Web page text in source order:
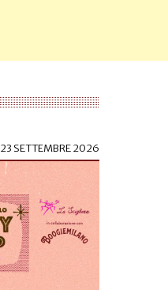
23 SETTEMBRE 2026